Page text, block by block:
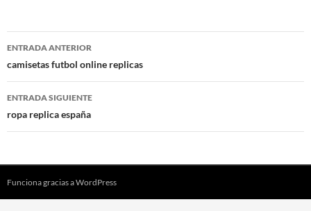
Navegación
de
entradas
ENTRADA ANTERIOR
camisetas futbol online replicas
ENTRADA SIGUIENTE
ropa replica españa
Funciona gracias a WordPress